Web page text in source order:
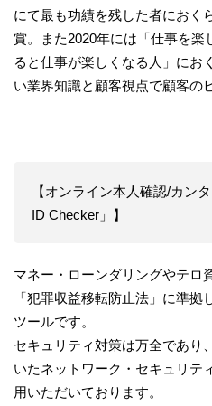
にて最も功績を残した者におく
賞。また2020年には「仕事を楽
ると仕事が楽しくなる人」にお
い業界知識と顧客視点で顧客の
【オンライン本人確認/カン
ID Checker」】
マネー・ローンダリングやテロ
「犯罪収益移転防止法」に準
ツールです。
セキュリティ対策は万全であり
いたネットワーク・セキュリテ
用いただいております。